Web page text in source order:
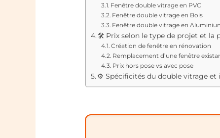
Fenêtre double vitrage en PVC
Fenêtre double vitrage en Bois
Fenêtre double vitrage en
🛠️ Prix selon le type de projet et la
Création de fenêtre en rénovation
Remplacement d’une fenêtre
Prix hors pose vs avec pose
⚙️ Spécificités du double vitrage et